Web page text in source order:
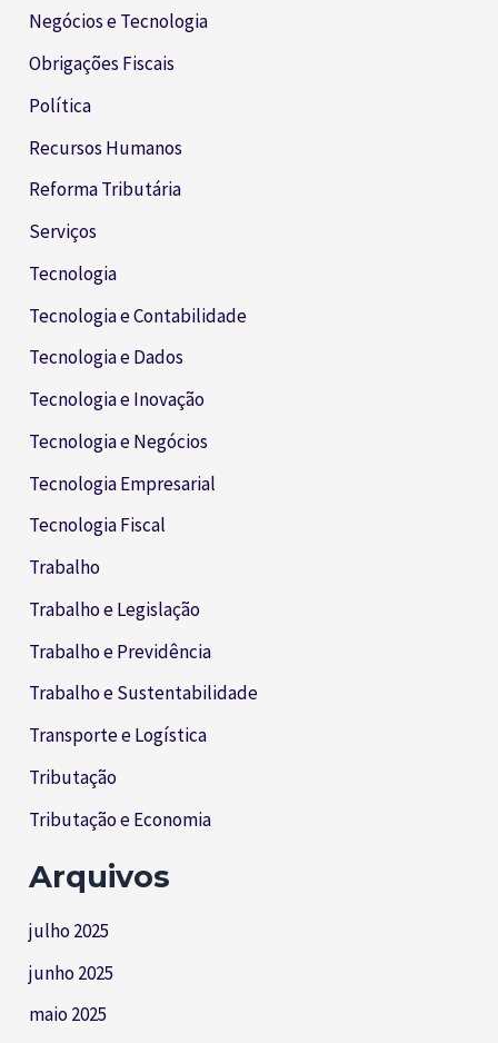
Negócios e Tecnologia
Obrigações Fiscais
Política
Recursos Humanos
Reforma Tributária
Serviços
Tecnologia
Tecnologia e Contabilidade
Tecnologia e Dados
Tecnologia e Inovação
Tecnologia e Negócios
Tecnologia Empresarial
Tecnologia Fiscal
Trabalho
Trabalho e Legislação
Trabalho e Previdência
Trabalho e Sustentabilidade
Transporte e Logística
Tributação
Tributação e Economia
Arquivos
julho 2025
junho 2025
maio 2025